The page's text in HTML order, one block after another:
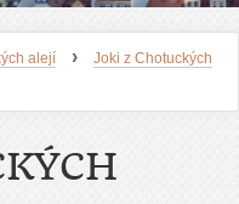
alejí ›
Joki z Chotuckých